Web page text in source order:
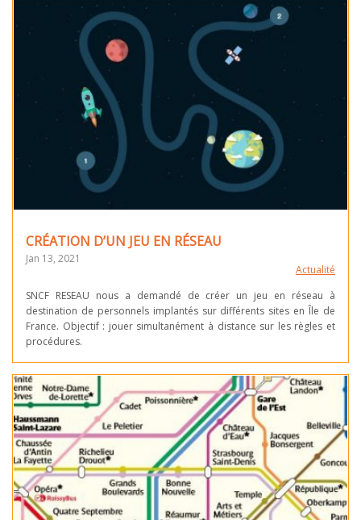
CRÉATION D’UN JEU EN RÉSEAU
Jan 13, 2021
Actualité
SNCF RESEAU nous a demandé de créer un jeu en réseau à
destination de personnels implantés sur différents sites en Île de
France. Objectif : jouer simultanément à distance sur les règles et
procédures.